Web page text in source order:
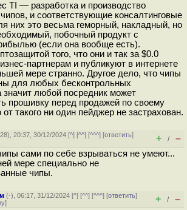
TI — разработка и производство
и соответствующие консалтинговые
них это весьма геморный, накладный, но
побочный продукт с
(если она вообще есть).
того, что они и так за $0.0
партнерам и публикуют в интернете
мере странно. Другое дело, что чипы
для любых бесконтрольных
любой посредник может
прошивку перед продажей по своему
такого ни один пейджер не застрахован.
28), 20:37, 30/12/2024 [^] [^^] [^^^] [ответить]
+ / –
сами по себе взрываться не умеют...
мере специально не
чипы.
(-), 06:17, 31/12/2024 [^] [^^] [^^^] [ответить]
] + / –